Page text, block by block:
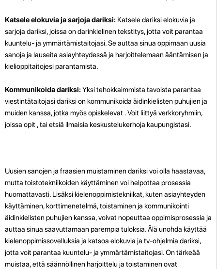
Katsele elokuvia ja sarjoja dariksi: Katsele dariksi elokuvia ja
sarjoja dariksi, joissa on darinkielinen tekstitys, jotta voit parantaa
kuuntelu- ja ymmärtämistaitojasi. Se auttaa sinua oppimaan uusia
sanoja ja lauseita asiayhteydessä ja harjoittelemaan ääntämisen ja
kielioppitaitojesi parantamista.
Kommunikoida dariksi:Yksi tehokkaimmista tavoista parantaa
viestintätaitojasi dariksi on kommunikoida äidinkielisten puhujien ja
muiden kanssa, jotka myös opiskelevat . Voit liittyä verkkoryhmiin,
joissa opit , tai etsiä ilmaisia keskustelukerhoja kaupungistasi.
Uusien sanojen ja fraasien muistaminen dariksi voi olla haastavaa,
mutta toistotekniikoiden käyttäminen voi helpottaa prosessia
huomattavasti. Lisäksi kielenoppimistekniikat, kuten asiayhteyden
käyttäminen, korttimenetelmä, toistaminen ja kommunikointi
äidinkielisten puhujien kanssa, voivat nopeuttaa oppimisprosessia ja
auttaa sinua saavuttamaan parempia tuloksia. Älä unohda käyttää
kielenoppimissovelluksia ja katsoa elokuvia ja tv-ohjelmia dariksi,
jotta voit parantaa kuuntelu- ja ymmärtämistaitojasi. On tärkeää
muistaa, että säännöllinen harjoittelu ja toistaminen ovat